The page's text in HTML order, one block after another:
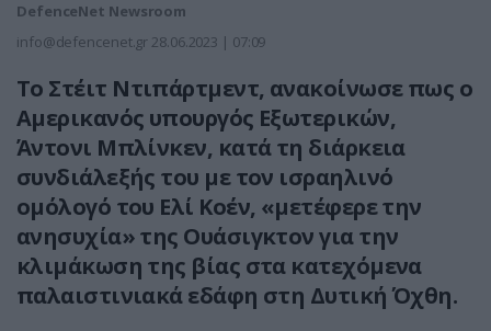
DefenceNet Newsroom
info@defencenet.gr 28.06.2023 | 07:09
Το Στέιτ Ντιπάρτμεντ, ανακοίνωσε πως ο
Αμερικανός υπουργός Εξωτερικών,
Άντονι Μπλίνκεν, κατά τη διάρκεια
συνδιάλεξής του με τον ισραηλινό
ομόλογό του Ελί Κοέν, «μετέφερε την
ανησυχία» της Ουάσιγκτον για την
κλιμάκωση της βίας στα κατεχόμενα
παλαιστινιακά εδάφη στη Δυτική Όχθη.